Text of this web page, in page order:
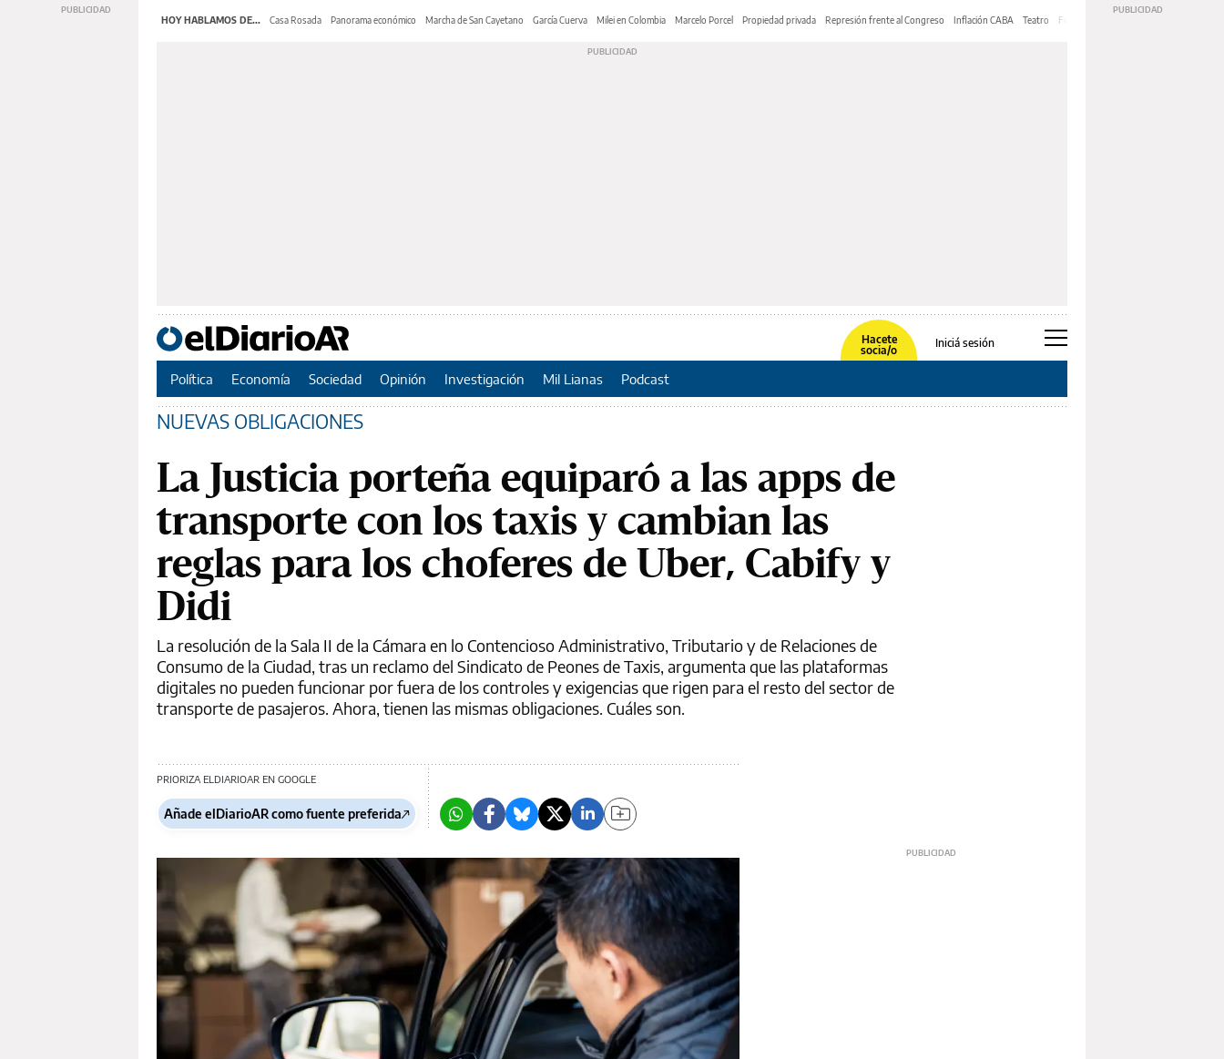
HOY HABLAMOS DE... Casa Rosada Panorama económico Marcha de San Cayetano García Cuerva Milei en Colombia Marcelo Porcel Propiedad privada Represión frente al Congreso Inflación CABA Teatro Feria de Editores
Hacete
socia/o
Iniciá sesión
Política Economía Sociedad Opinión Investigación Mil Lianas Podcast
NUEVAS OBLIGACIONES
La Justicia porteña equiparó a las apps de
transporte con los taxis y cambian las
reglas para los choferes de Uber, Cabify y
Didi
La resolución de la Sala II de la Cámara en lo Contencioso Administrativo, Tributario y de Relaciones de
Consumo de la Ciudad, tras un reclamo del Sindicato de Peones de Taxis, argumenta que las plataformas
digitales no pueden funcionar por fuera de los controles y exigencias que rigen para el resto del sector de
transporte de pasajeros. Ahora, tienen las mismas obligaciones. Cuáles son.
PRIORIZA ELDIARIOAR EN GOOGLE
Añade elDiarioAR como fuente preferida